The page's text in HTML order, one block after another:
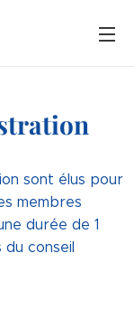
sont élus pour
membres
durée de 1
du conseil